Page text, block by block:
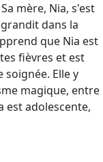
mère, Nia, s'est
dans la
que Nia est
fièvres et est
Elle y
magique, entre
est adolescente,